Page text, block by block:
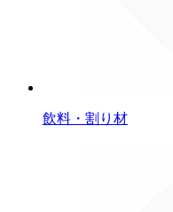
飲料・割り材